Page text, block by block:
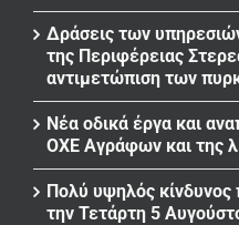
Δράσεις των
της Περιφέρειας
αντιμετώπιση των
Νέα οδικά έργα και
ΟΧΕ Αγράφων και της
Πολύ υψηλός κίνδυνος
την Τετάρτη 5